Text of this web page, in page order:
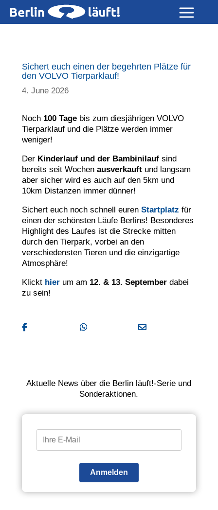
Sichert euch einen der begehrten Plätze für
den VOLVO Tierparklauf!
4. June 2026
Noch 100 Tagebis zum diesjährigen VOLVO
Tierparklauf und die Plätze werden immer
weniger!
Der Kinderlauf und der Bambinilaufsind
bereits seit Wochen ausverkauftund langsam
aber sicher wird es auch auf den 5km und
10km Distanzen immer dünner!
Sichert euch noch schnell euren Startplatz für
einen der schönsten Läufe Berlins! Besonderes
Highlight des Laufes ist die Strecke mitten
durch den Tierpark, vorbei an den
verschiedensten Tieren und die einzigartige
Atmosphäre!
Klickt hierum am 12. & 13. Septemberdabei
zu sein!
Facebook E-Mail
Aktuelle News über die Berlin läuft!-Serie und
Sonderaktionen.
Anmelden